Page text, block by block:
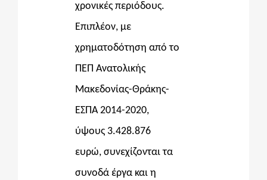
χρονικές περιόδους.
Επιπλέον, με
χρηματοδότηση από το
ΠΕΠ Ανατολικής
Μακεδονίας-Θράκης-
ΕΣΠΑ 2014-2020,
ύψους 3.428.876
ευρώ, συνεχίζονται τα
συνοδά έργα και η